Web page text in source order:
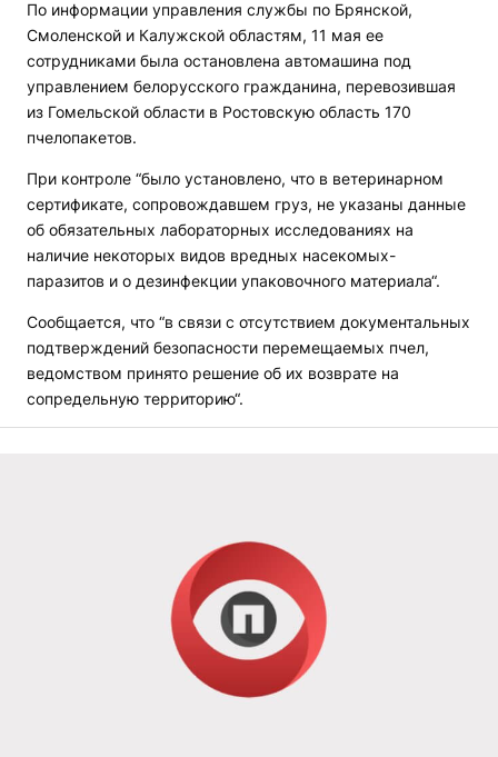
По информации управления службы по Брянской,
Смоленской и Калужской областям, 11 мая ее
сотрудниками была остановлена автомашина под
управлением белорусского гражданина, перевозившая
из Гомельской области в Ростовскую область 170
пчелопакетов.
При контроле “было установлено, что в ветеринарном
сертификате, сопровождавшем груз, не указаны данные
об обязательных лабораторных исследованиях на
наличие некоторых видов вредных насекомых-
паразитов и о дезинфекции упаковочного материала“.
Сообщается, что “в связи с отсутствием документальных
подтверждений безопасности перемещаемых пчел,
ведомством принято решение об их возврате на
сопредельную территорию“.